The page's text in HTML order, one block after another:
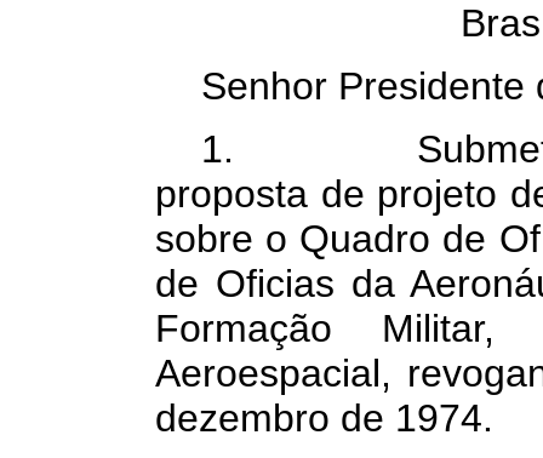
Senhor Presidente
1.
proposta de projeto
sobre o Quadro de
de Oficias da
Formação Militar,
Aeroespacial,
dezembro de 1974.